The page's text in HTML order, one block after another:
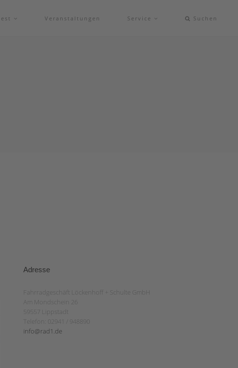
Veranstaltungen Service Suchen
Adresse
Fahrradgeschäft Löckenhoff + Schulte GmbH
Am Mondschein 26
59557 Lippstadt
Telefon: 02941 / 948890
info@rad1.de